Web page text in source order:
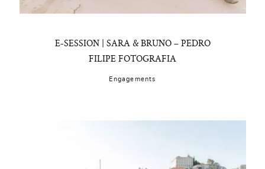
E-SESSION | SARA & BRUNO – PEDRO
FILIPE FOTOGRAFIA
Engagements